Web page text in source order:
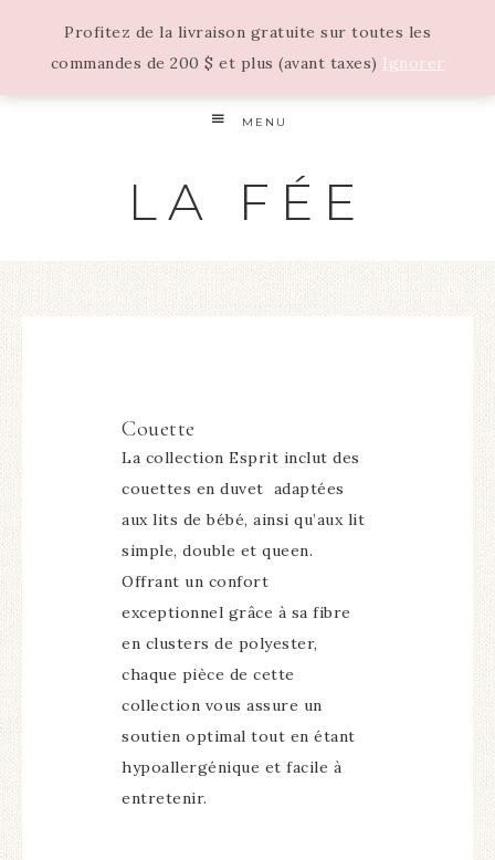
Profitez de la livraison gratuite sur toutes les
commandes de 200 $ et plus (avant taxes) Ignorer
MENU
LA FÉE
Couette
La collection Esprit inclut des
couettes en duvet adaptées
aux lits de bébé, ainsi qu’aux lit
simple, double et queen.
Offrant un confort
exceptionnel grâce à sa fibre
en clusters de polyester,
chaque pièce de cette
collection vous assure un
soutien optimal tout en étant
hypoallergénique et facile à
entretenir.